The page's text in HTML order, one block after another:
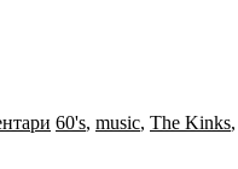
60's, music, The Kinks,